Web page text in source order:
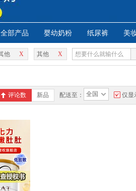
全部产品 婴幼奶粉 纸尿裤 美
X
他 X
其他
评论数 新品 配送至： 全国 仅显